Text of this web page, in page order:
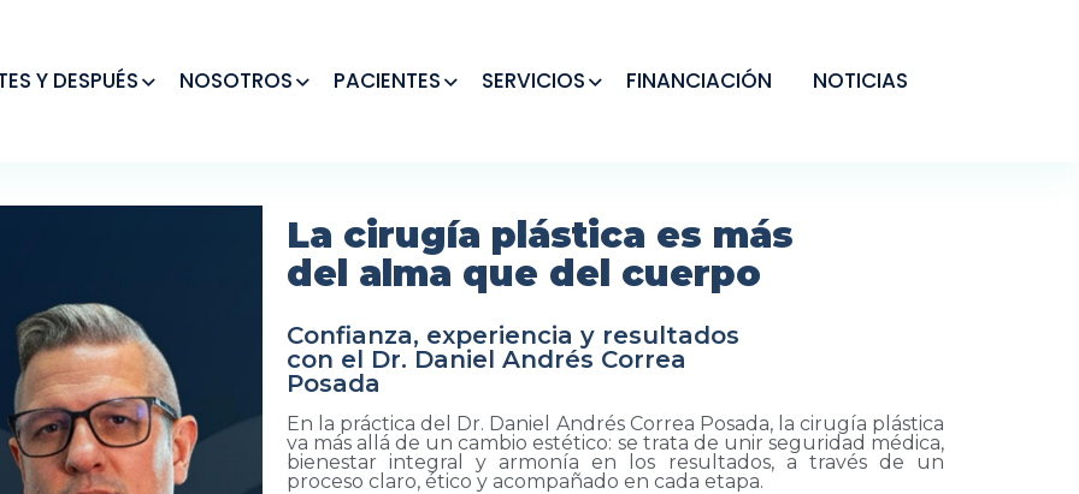
Y DESPUÉS NOSOTROS PACIENTES SERVICIOS FINANCIACIÓN NOTICIAS
La cirugía plástica es más
del alma que del cuerpo
Confianza, experiencia y resultados
con el Dr. Daniel Andrés Correa
Posada
En la práctica del Dr. Daniel Andrés Correa Posada, la cirugía plástica
va más allá de un cambio estético: se trata de unir seguridad médica,
bienestar integral y armonía en los resultados, a través de un
proceso claro, ético y acompañado en cada etapa.